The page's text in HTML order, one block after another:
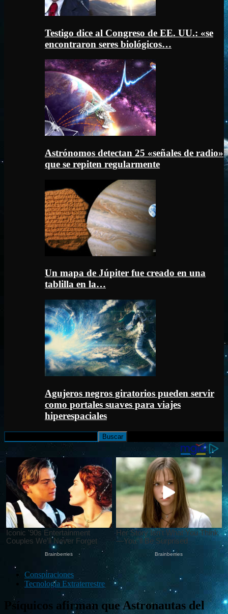
Testigo dice al Congreso de EE. UU.: «se
encontraron seres biológicos…
Astrónomos detectan 25 «señales de radio»
que se repiten regularmente
Un mapa de Júpiter fue creado en una
tablilla en la…
Agujeros negros giratorios pueden servir
como portales suaves para viajes
hiperespaciales
Conspiraciones
Tecnología Extraterrestre
Psíquicos afirman que Astronautas del